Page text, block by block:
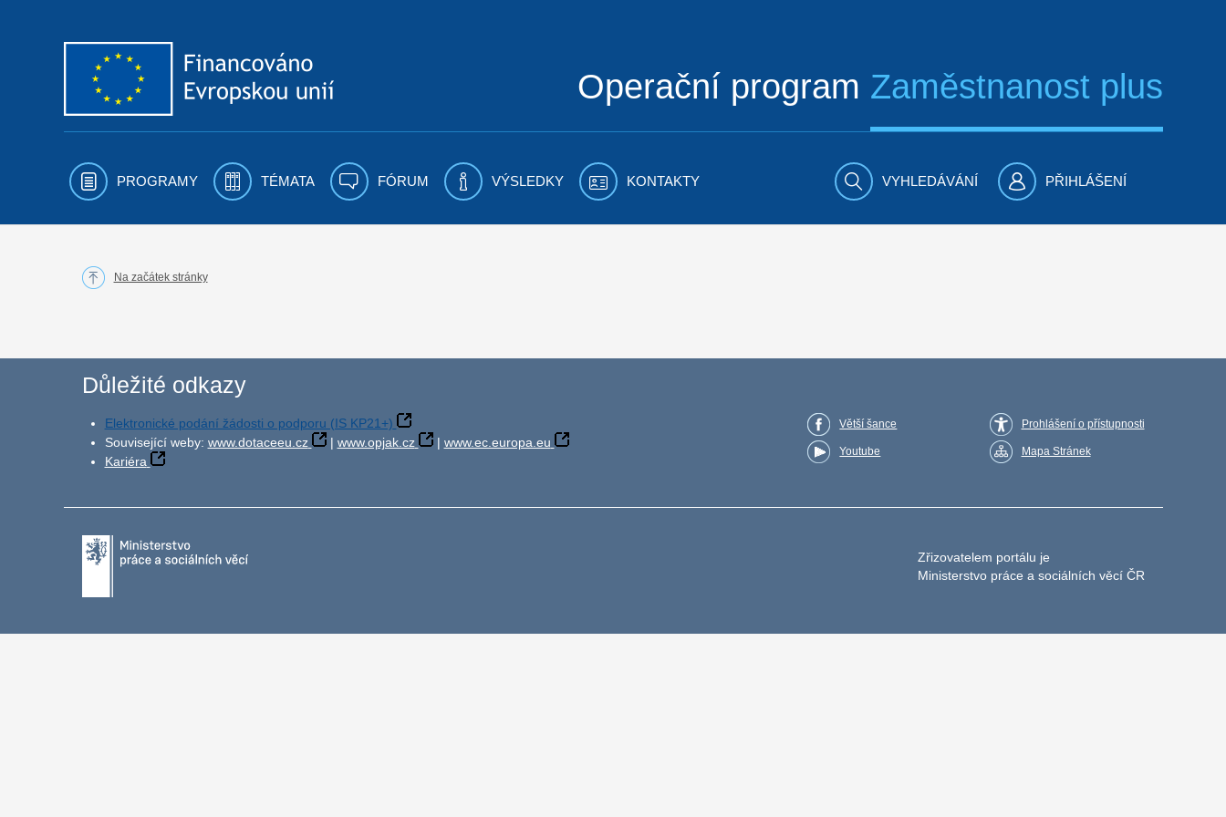
Operační program Zaměstnanost plus
PROGRAMY TÉMATA FÓRUM VÝSLEDKY KONTAKTY VYHLEDÁVÁNÍ PŘIHLÁŠENÍ
Na začátek stránky
Důležité odkazy
Elektronické podání žádosti o podporu (IS KP21+)
Související weby: www.dotaceeu.cz | www.opjak.cz | www.ec.europa.eu
Kariéra
Větší šance
Youtube
Prohlášení o přístupnosti
Mapa Stránek
Zřizovatelem portálu je
Ministerstvo práce a sociálních věcí ČR